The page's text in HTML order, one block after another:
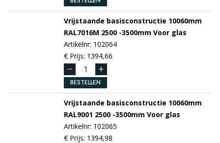
Vrijstaande basisconstructie 10060mm
RAL7016M 2500 -3500mm Voor glas
Artikelnr: 102064
€ Prijs: 1394,66
BESTELLEN
Vrijstaande basisconstructie 10060mm
RAL9001 2500 -3500mm Voor glas
Artikelnr: 102065
€ Prijs: 1394,98